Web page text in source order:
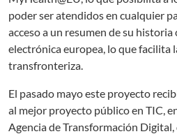
poder ser atendidos en cualquier
acceso a un resumen de su historia
electrónica europea, lo que facilita
transfronteriza.
El pasado mayo este proyecto
al mejor proyecto público en TIC,
Agencia de Transformación